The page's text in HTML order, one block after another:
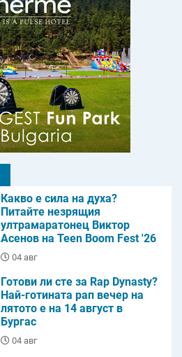
Какво е сила на духа?
Питайте незрящия
ултрамаратонец Виктор
Асенов на Teen Boom Fest '26
04 авг
Готови ли сте за Rap Dynasty?
Най-готината рап вечер на
лятото е на 14 август в
Бургас
04 авг